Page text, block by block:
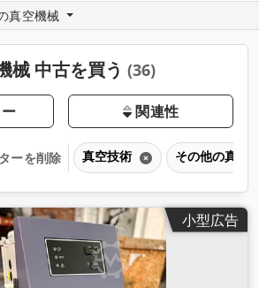
真空機械
械 中古を買う (36)
関連性
ーを削除 真空技術 その他の真空
小型広告